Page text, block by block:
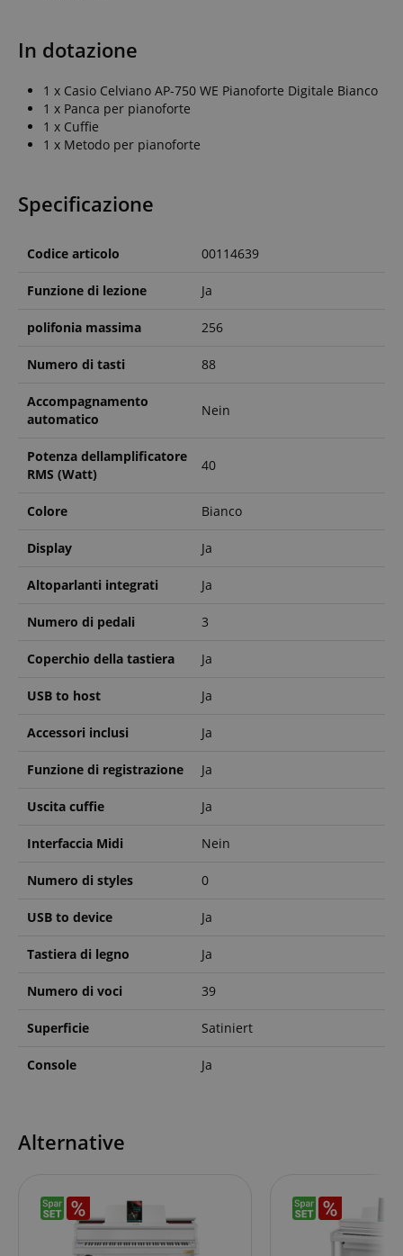
In dotazione
1 x Casio Celviano AP-750 WE Pianoforte Digitale Bianco
1 x Panca per pianoforte
1 x Cuffie
1 x Metodo per pianoforte
Specificazione
Codice articolo 00114639
Funzione di lezione Ja
polifonia massima 256
Numero di tasti 88
Accompagnamento
automatico
Nein
Potenza dellamplificatore
RMS (Watt)
40
Colore Bianco
Display Ja
Altoparlanti integrati Ja
Numero di pedali 3
Coperchio della tastiera Ja
USB to host Ja
Accessori inclusi Ja
Funzione di registrazione Ja
Uscita cuffie Ja
Interfaccia Midi Nein
Numero di styles 0
USB to device Ja
Tastiera di legno Ja
Numero di voci 39
Superficie Satiniert
Console Ja
Alternative